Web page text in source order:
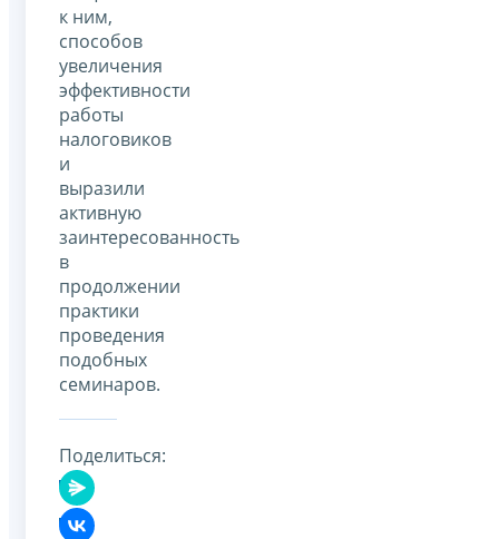
к ним,
способов
увеличения
эффективности
работы
налоговиков
и
выразили
активную
заинтересованность
в
продолжении
практики
проведения
подобных
семинаров.
Поделиться: